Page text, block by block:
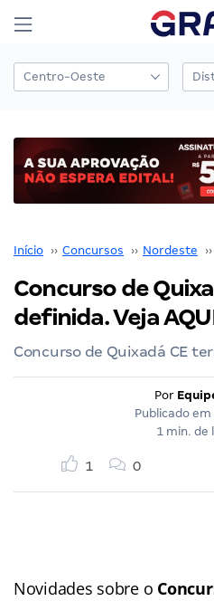
Início ›› Concursos ›› Nordeste ››
Concurso de
definida. Veja
Concurso de Quixadá CE
Por
Publicado em
1 min. de
1 0
Novidades sobre o